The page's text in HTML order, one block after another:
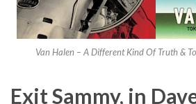
Van Halen – A Different Kind Of Truth &
Exit Sammy, in